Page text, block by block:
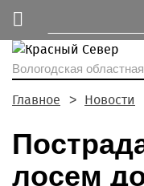
Вологодская областная
Главное Новости
лосем